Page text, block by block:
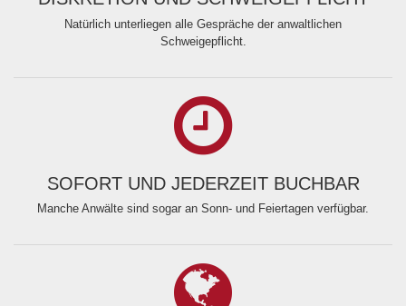
Natürlich unterliegen alle Gespräche der anwaltlichen
Schweigepflicht.
SOFORT UND JEDERZEIT BUCHBAR
Manche Anwälte sind sogar an Sonn- und Feiertagen verfügbar.